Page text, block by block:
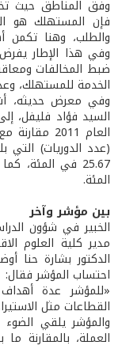
وفق المناطق حيث
فإن المستهلك هو
والطلب، وهنا تكمن
وفي هذا الإطار
ضبط المخالفات
الخدمة للمستهلك،
وفي معرض حديثه،
السيد فؤاد فليفل،
المئة.
بين مؤشر وآخر
الخبير في شؤون
مدير كلية العلوم
الدكتور بشارة حنا
احتساب المؤشر فقال:
«للمؤشر عدة
القطاعات مثل
والمؤشر يلقي
العملة، بالمقارنة